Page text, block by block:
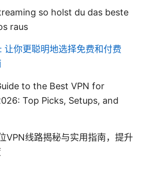
so holst du das beste
raus
你更聪明地选择免费和付费
to the Best VPN for
Top Picks, Setups, and
VPN线路揭秘与实用指南，提升